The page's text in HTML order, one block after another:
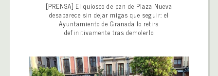
[PRENSA] El quiosco de pan de Plaza Nueva
desaparece sin dejar migas que seguir: el
Ayuntamiento de Granada lo retira
definitivamente tras demolerlo